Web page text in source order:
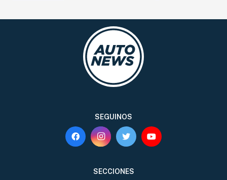
RESP. SOCIAL
CLASIFICADOS
SEGUINOS
SECCIONES